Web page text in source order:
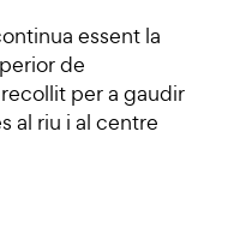
essent la
de
per a gaudir
al riu i al centre